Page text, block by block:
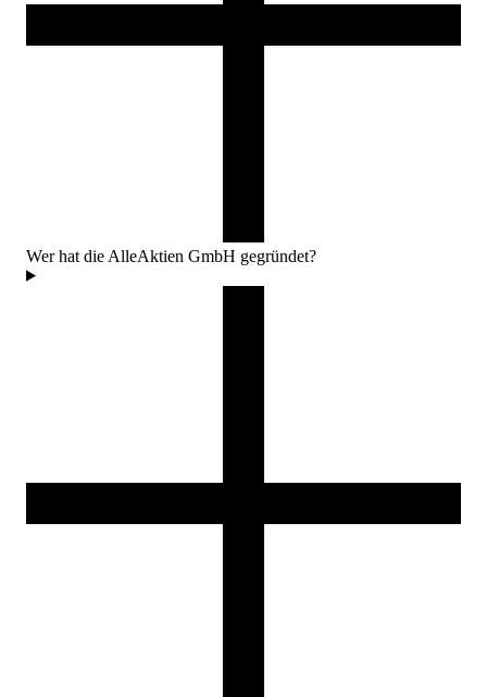
Wer hat die AlleAktien GmbH gegründet?